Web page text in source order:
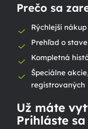
Prečo sa
Rýchlejší
Prehľad o
Kompletná
Špeciálne
registrovaných
Už máte
Prihláste sa